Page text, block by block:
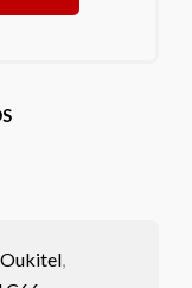
Oukitel,